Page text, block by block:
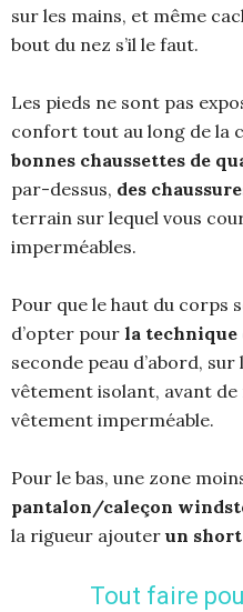
sur les mains, et même
bout du nez s’il le faut.
Les pieds ne sont pas
confort tout au long de la
bonnes chaussettes de
par-dessus, des
terrain sur lequel vous
imperméables.
Pour que le haut du corps
d’opter pour la technique
seconde peau d’abord,
vêtement isolant, avant
vêtement imperméable.
Pour le bas, une zone
pantalon/caleçon
la rigueur ajouter un
Tout faire